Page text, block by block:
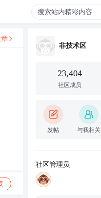
非技术区
23,404
社区成员
发帖 与我相关
社区管理员